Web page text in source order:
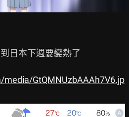
日本下週要變熱了
GtQMNUzbAAAh7V6.jp